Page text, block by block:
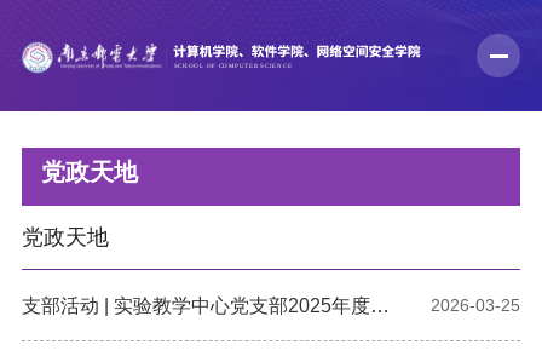
党政天地
党政天地
支部活动 | 实验教学中心党支部2025年度组
织生活会暨党员民主评议顺利召开
2026-03-25